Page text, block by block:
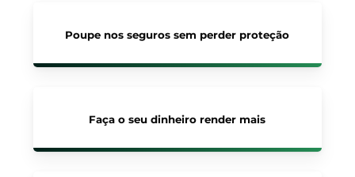
Poupe nos seguros sem perder proteção
Faça o seu dinheiro render mais